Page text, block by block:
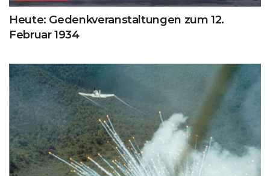
Heute: Gedenkveranstaltungen zum 12.
Februar 1934